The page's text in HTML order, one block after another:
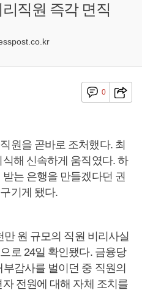
직원 즉각 면직
0
원을 곧바로 조처했다. 최
해 신속하게 움직였다. 하
는 은행을 만들겠다던 권
기게 됐다.
원 규모의 직원 비리사실
로 24일 확인됐다. 금융당
감사를 벌이던 중 직원의
전원에 대해 자체 조치를